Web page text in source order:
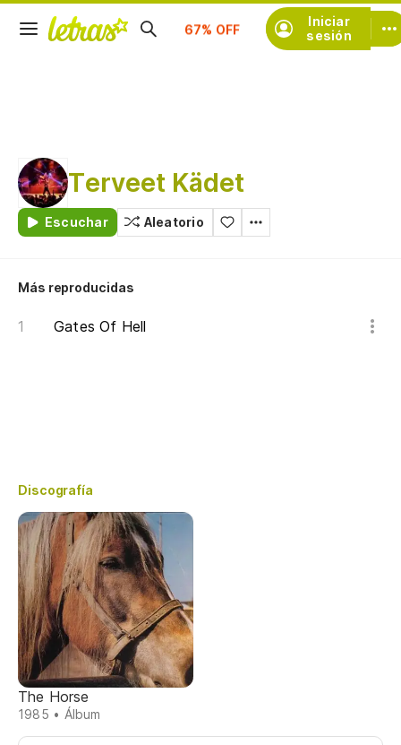
Iniciar
sesión
Suscríbete
Terveet Kädet
Escuchar Aleatorio
Más reproducidas
Gates Of Hell
Discografía
The Horse
1985 • Álbum